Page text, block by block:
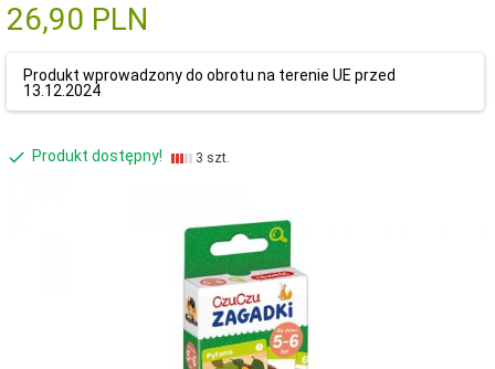
26,90 PLN
Produkt wprowadzony do obrotu na terenie UE przed
13.12.2024
Produkt dostępny! 3 szt.